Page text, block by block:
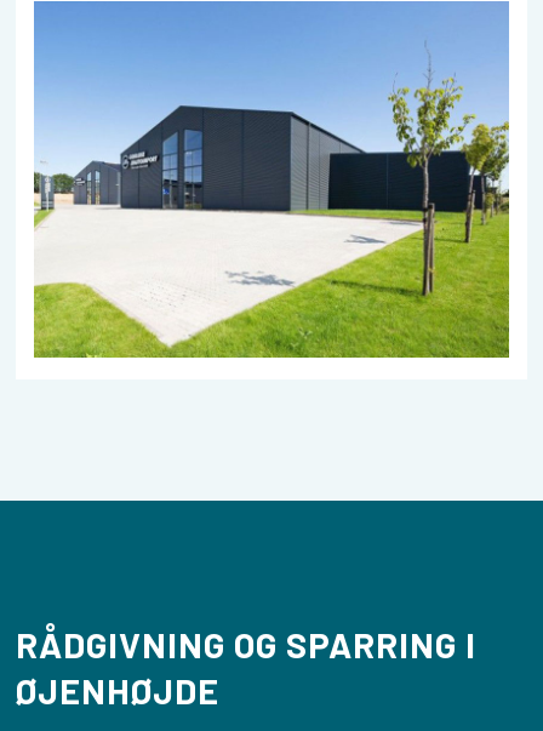
RÅDGIVNING OG SPARRING I
ØJENHØJDE